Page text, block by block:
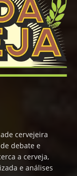
cervejeira
debate e
a cerveja,
e análises